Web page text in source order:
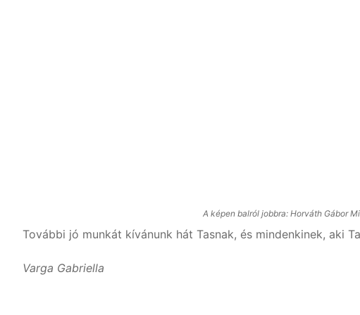
A képen balról jobbra: Horváth Gábor
További jó munkát kívánunk hát Tasnak, és mindenkinek, aki
Varga Gabriella